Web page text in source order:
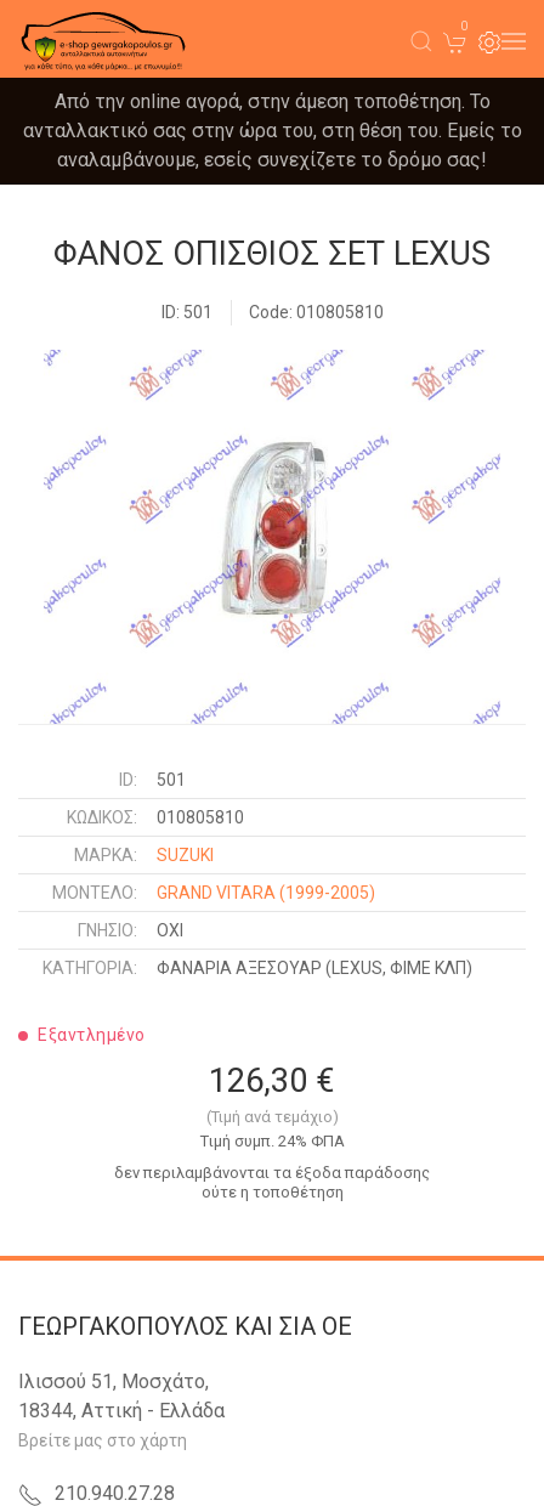
0
Από την online αγορά, στην άμεση τοποθέτηση. Το
ανταλλακτικό σας στην ώρα του, στη θέση του. Εμείς το
αναλαμβάνουμε, εσείς συνεχίζετε το δρόμο σας!
ΦΑΝΟΣ ΟΠΙΣΘΙΟΣ ΣΕΤ LEXUS
ID: 501 Code: 010805810
ID:
501
ΚΩΔΙΚΌΣ:
010805810
ΜΑΡΚΑ:
SUZUKI
ΜΟΝΤΕΛΟ:
GRAND VITARA (1999-2005)
ΓΝΉΣΙΟ:
ΟΧΙ
ΚΑΤΗΓΟΡΊΑ:
ΦΑΝΑΡΙΑ ΑΞΕΣΟΥΑΡ (LEXUS, ΦΙΜΕ ΚΛΠ)
Εξαντλημένο
126,30 €
(Τιμή ανά τεμάχιο)
Tιμή συμπ. 24% ΦΠΑ
δεν περιλαμβάνονται τα έξοδα παράδοσης
ούτε η τοποθέτηση
ΓΕΩΡΓΑΚΟΠΟΥΛΟΣ KAI ΣΙΑ OE
Ιλισσού 51, Μοσχάτο,
18344, Αττική - Ελλάδα
Βρείτε μας στο χάρτη
210.940.27.28